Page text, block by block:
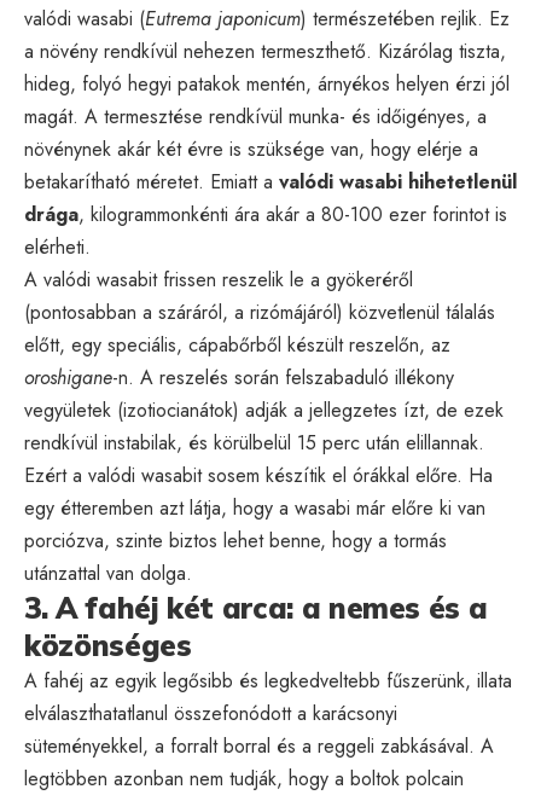
valódi wasabi (Eutrema japonicum) természetében rejlik. Ez
a növény rendkívül nehezen termeszthető. Kizárólag tiszta,
hideg, folyó hegyi patakok mentén, árnyékos helyen érzi jól
magát. A termesztése rendkívül munka- és időigényes, a
növénynek akár két évre is szüksége van, hogy elérje a
betakarítható méretet. Emiatt a valódi wasabi hihetetlenül
drága, kilogrammonkénti ára akár a 80-100 ezer forintot is
elérheti.
A valódi wasabit frissen reszelik le a gyökeréről
(pontosabban a száráról, a rizómájáról) közvetlenül tálalás
előtt, egy speciális, cápabőrből készült reszelőn, az
oroshigane-n. A reszelés során felszabaduló illékony
vegyületek (izotiocianátok) adják a jellegzetes ízt, de ezek
rendkívül instabilak, és körülbelül 15 perc után elillannak.
Ezért a valódi wasabit sosem készítik el órákkal előre. Ha
egy étteremben azt látja, hogy a wasabi már előre ki van
porciózva, szinte biztos lehet benne, hogy a tormás
utánzattal van dolga.
3. A fahéj két arca: a nemes és a
közönséges
A fahéj az egyik legősibb és legkedveltebb fűszerünk, illata
elválaszthatatlanul összefonódott a karácsonyi
süteményekkel, a forralt borral és a reggeli zabkásával. A
legtöbben azonban nem tudják, hogy a boltok polcain